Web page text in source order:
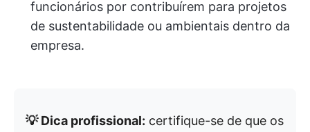
funcionários por contribuírem para projetos
de sustentabilidade ou ambientais dentro da
empresa.
💡 Dica profissional: certifique-se de que os